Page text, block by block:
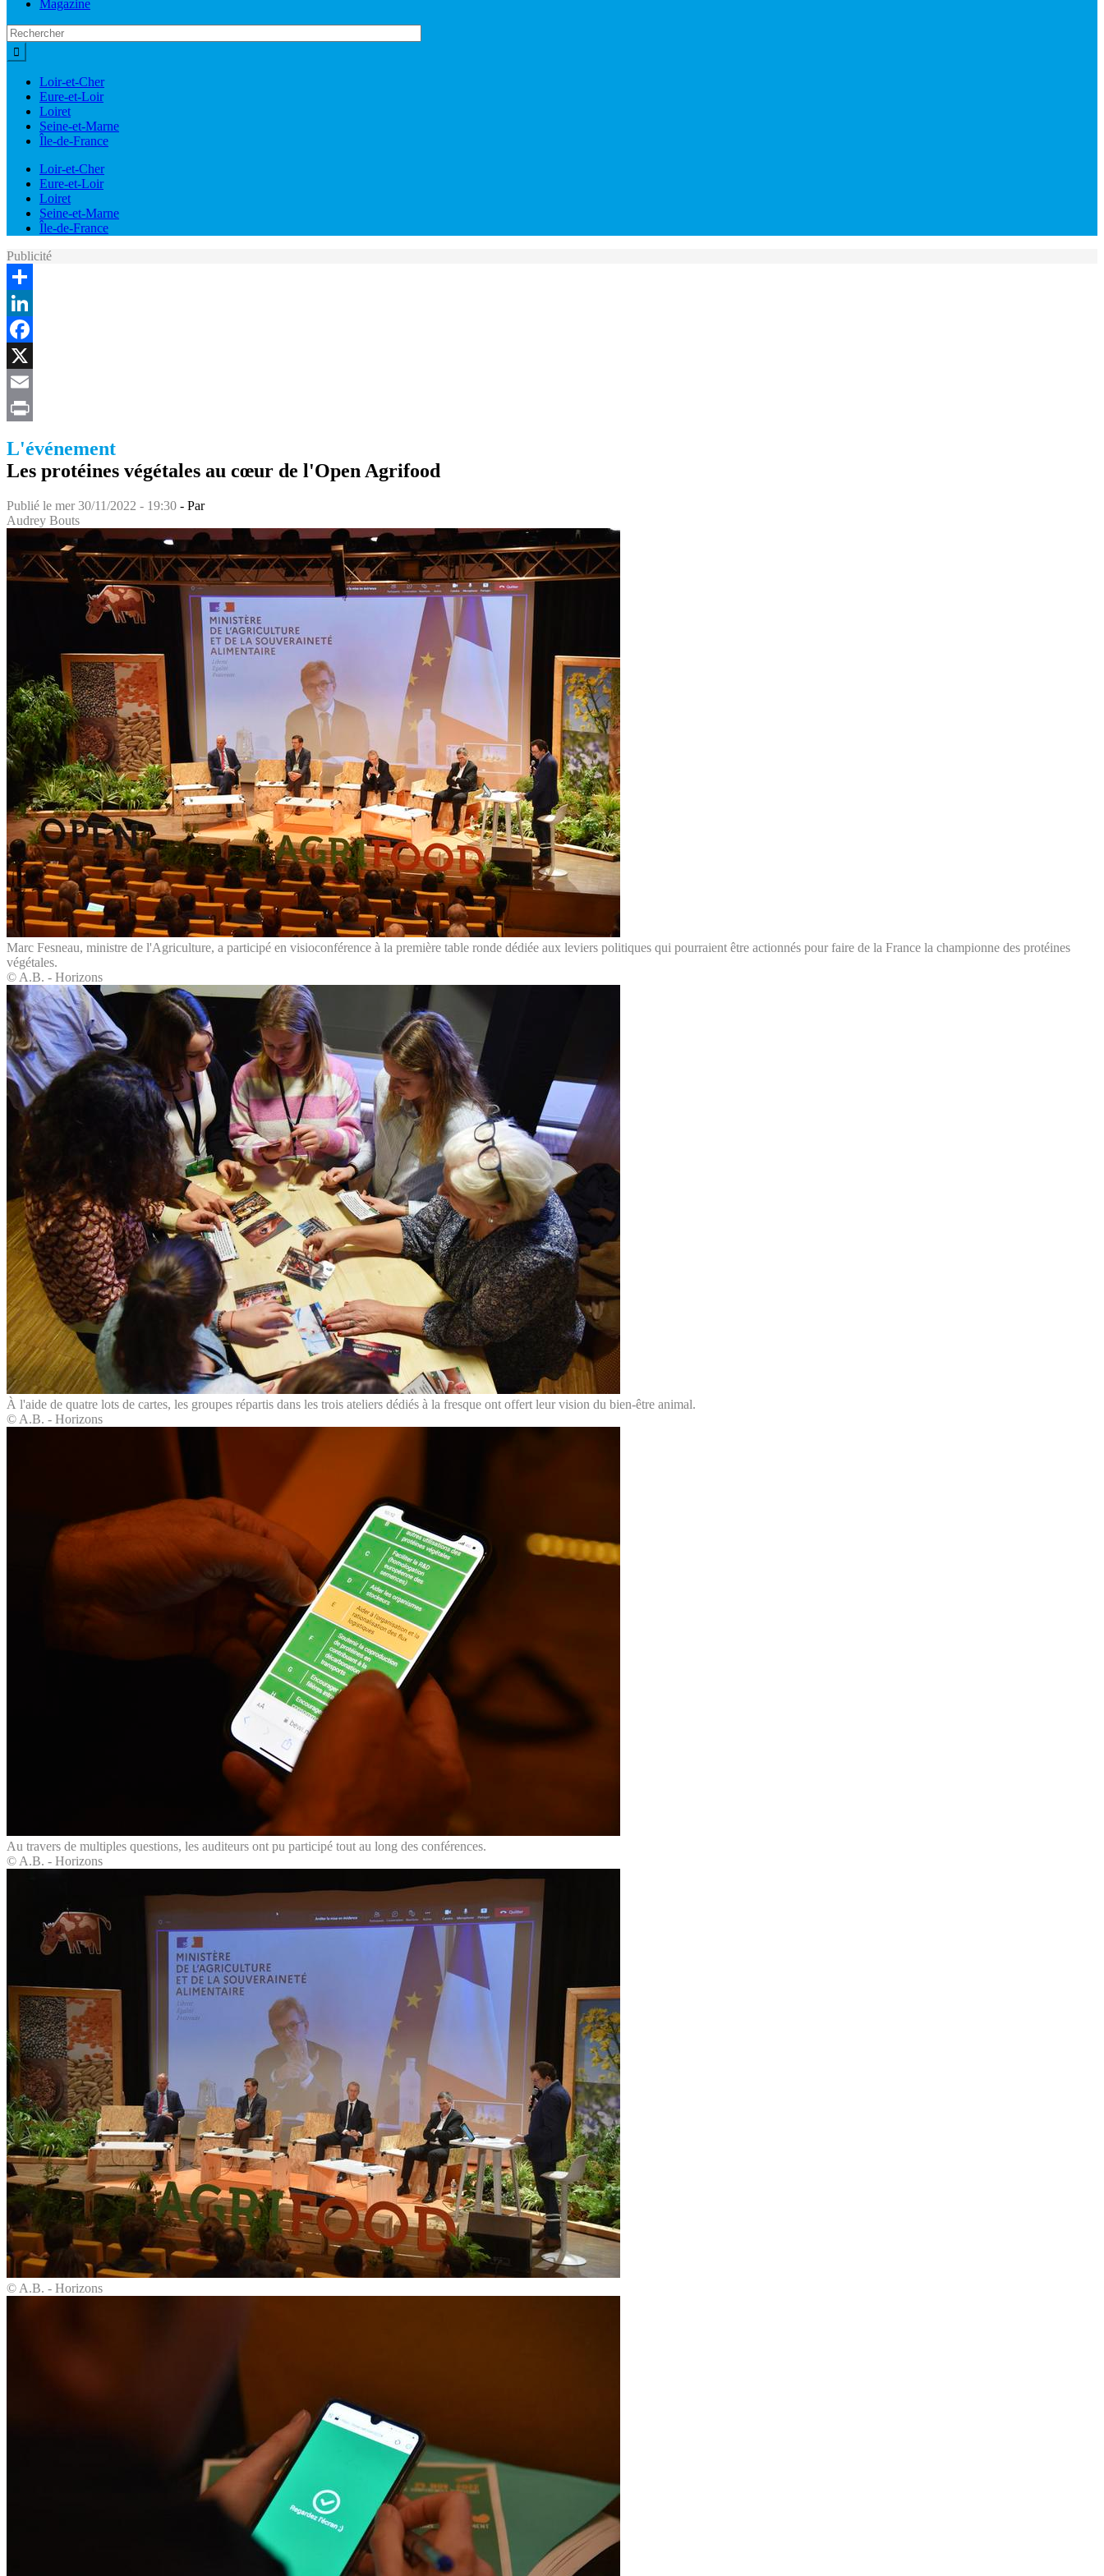
Magazine
Loir-et-Cher
Eure-et-Loir
Loiret
Seine-et-Marne
Île-de-France
Loir-et-Cher
Eure-et-Loir
Loiret
Seine-et-Marne
Île-de-France
Publicité
Share
LinkedIn
Facebook
X
Email
L'événement
Les protéines végétales au cœur de l'Open Agrifood
Publié le mer 30/11/2022 - 19:30 - Par
Audrey Bouts
Marc Fesneau, ministre de l'Agriculture, a participé en visioconférence à la première table ronde dédiée aux leviers politiques qui pourraient être actionnés pour faire de la France la championne des protéines
végétales.
© A.B. - Horizons
À l'aide de quatre lots de cartes, les groupes répartis dans les trois ateliers dédiés à la fresque ont offert leur vision du bien-être animal.
© A.B. - Horizons
Au travers de multiples questions, les auditeurs ont pu participé tout au long des conférences.
© A.B. - Horizons
© A.B. - Horizons